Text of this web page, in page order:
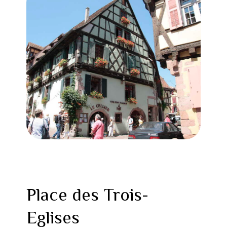
Place des Trois-
Eglises